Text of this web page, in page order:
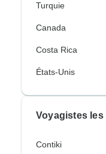
Turquie
Canada
Costa Rica
États-Unis
Voyagistes
Contiki